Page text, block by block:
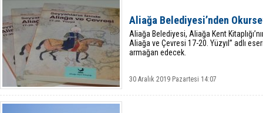
Aliağa Belediyesi’nden
Aliağa Belediyesi, Aliağa Kent
Aliağa ve Çevresi 17-20. Yüzyıl” adlı
armağan edecek.
30 Aralık 2019 Pazartesi 14:07